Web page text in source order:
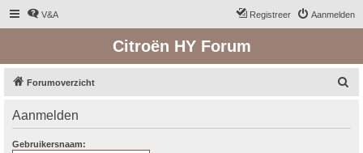
V&A Aanmelden
Registreer
Citroën HY Forum
Forumoverzicht
Aanmelden
Gebruikersnaam: